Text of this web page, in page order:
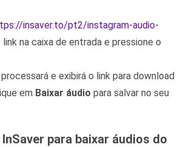
insaver.to/pt2/instagram-audio-
na caixa de entrada e pressione o
e exibirá o link para download
em Baixar áudio para salvar no seu
para baixar áudios do